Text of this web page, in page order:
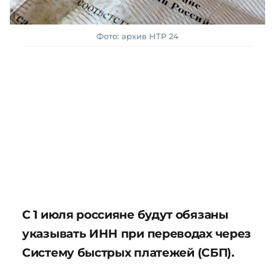
Фото: архив НТР 24
С 1 июля россияне будут обязаны
указывать ИНН при переводах через
Систему быстрых платежей (СБП).